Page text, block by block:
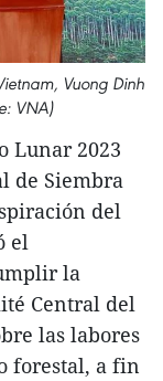
Vuong Dinh
VNA)
Lunar 2023
de Siembra
del
el
la
Central del
las labores
forestal, a fin